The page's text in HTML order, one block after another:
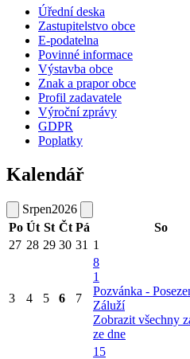
Úřední deska
Zastupitelstvo obce
E-podatelna
Povinné informace
Výstavba obce
Znak a prapor obce
Profil zadavatele
Výroční zprávy
GDPR
Poplatky
Kalendář
Srpen2026
Po Út St Čt Pá So
27 28 29 30 31 1
3 4 5 6 7
8
1
Pozvánka -
Záluží
Zobrazit všechny
ze dne
15